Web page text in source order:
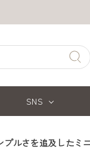
SNS
プルさを追及したミ